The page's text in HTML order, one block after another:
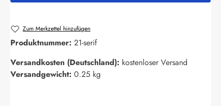
Zum Merkzettel hinzufügen
Produktnummer: 21-serif
Versandkosten (Deutschland): kostenloser Versand
Versandgewicht: 0.25 kg